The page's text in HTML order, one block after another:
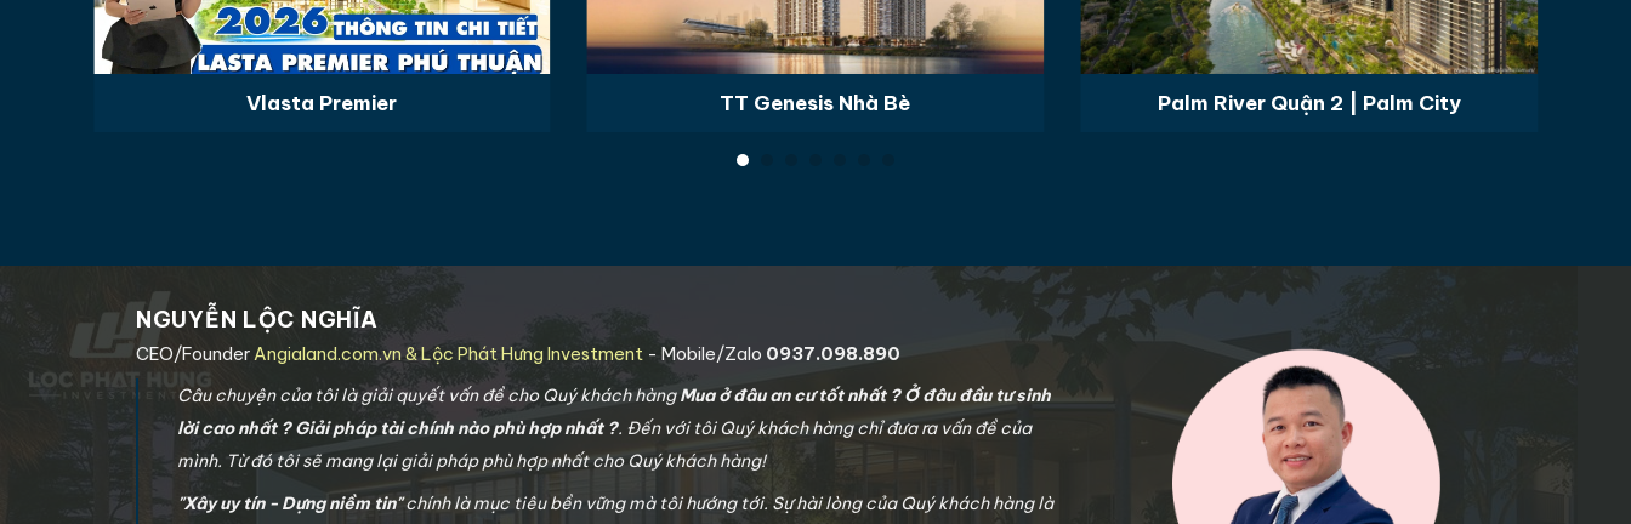
Vlasta Premier TT Genesis Nhà Bè Palm River Quận 2 | Palm City
NGUYỄN LỘC NGHĨA
CEO/FounderAngialand.com.vn & Lộc Phát Hưng Investment - Mobile/Zalo 0937.098.890
Câu chuyện của tôi là giải quyết vấn đề cho Quý khách hàngMua ở đâu an cư tốt nhất ? Ở đâu đầu tư sinh
lời cao nhất ? Giải pháp tài chính nào phù hợp nhất ?. Đến với tôi Quý khách hàng chỉ đưa ra vấn đề của
mình. Từ đó tôi sẽ mang lại giải pháp phù hợp nhất cho Quý khách hàng!
"Xây uy tín - Dựng niềm tin"chính là mục tiêu bền vững mà tôi hướng tới. Sự hài lòng của Quý khách hàng là